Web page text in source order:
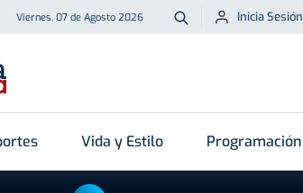
Viernes, 07 de Agosto 2026 Buscar
Inicia Sesión
Vida y Estilo Programación